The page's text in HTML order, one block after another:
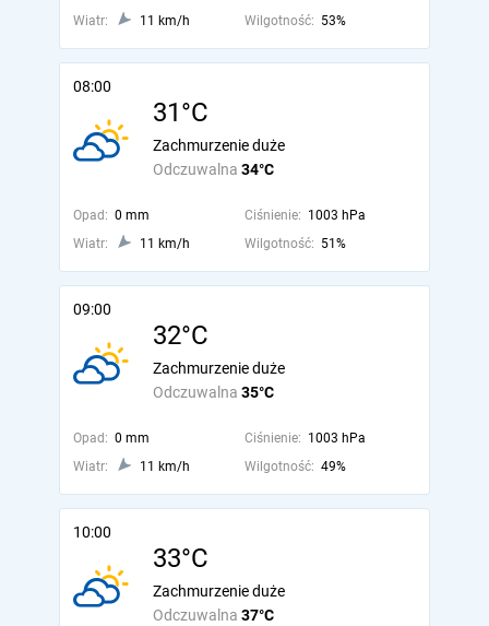
Wiatr: 11 km/h Wilgotność: 53%
08:00
31°C
Odczuwalna 34°C
Zachmurzenie duże
Opad: 0 mm Ciśnienie: 1003 hPa
Wiatr:
11 km/h Wilgotność: 51%
09:00
32°C
Odczuwalna 35°C
Zachmurzenie duże
Opad: 0 mm Ciśnienie: 1003 hPa
Wiatr:
11 km/h Wilgotność: 49%
10:00
33°C
Odczuwalna 37°C
Zachmurzenie duże